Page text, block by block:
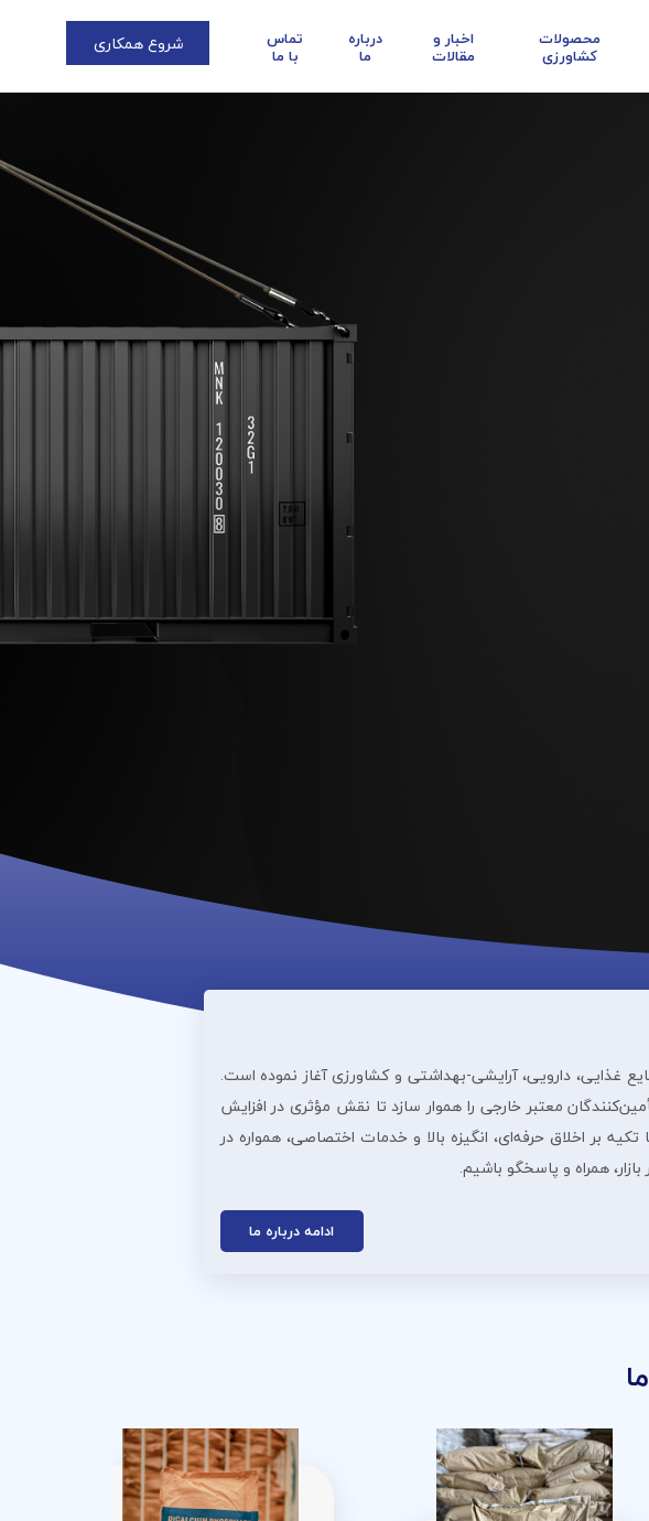
محصولات
کشاورزی
اخبار و
مقالات
درباره
ما
تماس
با ما شروع همکاری
واردات مواد اولیه صنایع غذایی، دارویی، آرایشی‌-بهداشتی و کشاورزی آغاز نموده است.
معتبر خارجی را هموار سازد تا نقش مؤثری در افزایش
بر اخلاق حرفه‌ای، انگیزه بالا و خدمات اختصاصی، همواره در
همراه و پاسخگو باشیم.
ادامه درباره ما